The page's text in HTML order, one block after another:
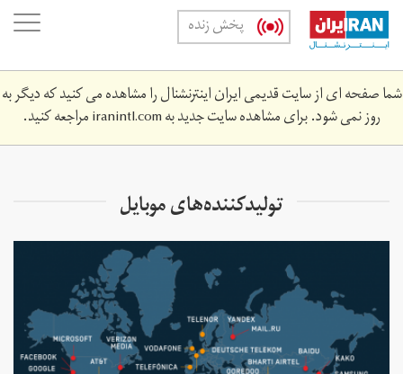
Skip
main
content
پخش زنده
شما صفحه ای از سایت قدیمی ایران اینترنشنال را مشاهده می کنید که دیگر به
روز نمی شود. برای مشاهده سایت جدید بهiranintl.comمراجعه کنید.
تولیدکننده‌های موبایل